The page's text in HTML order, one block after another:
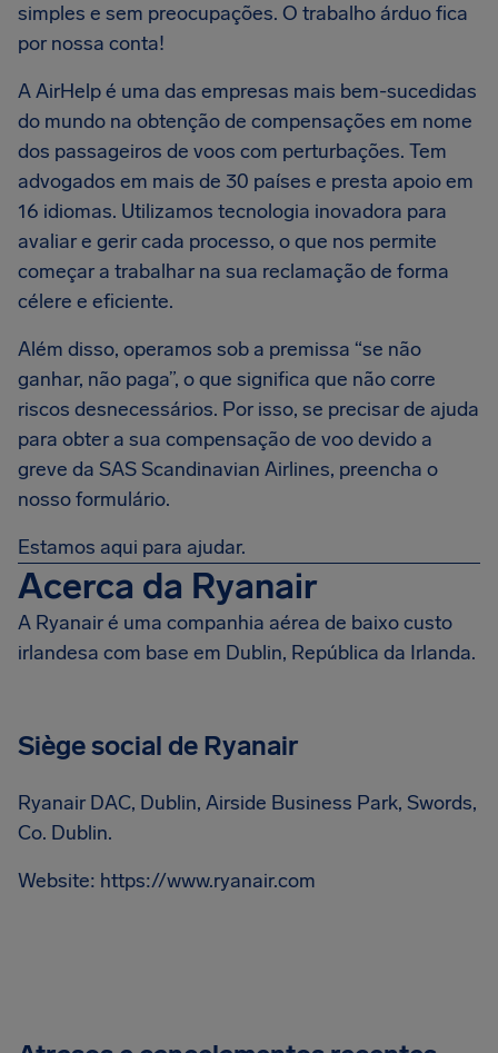
simples e sem preocupações. O trabalho árduo fica
por nossa conta!
A AirHelp é uma das empresas mais bem-sucedidas
do mundo na obtenção de compensações em nome
dos passageiros de voos com perturbações. Tem
advogados em mais de 30 países e presta apoio em
16 idiomas. Utilizamos tecnologia inovadora para
avaliar e gerir cada processo, o que nos permite
começar a trabalhar na sua reclamação de forma
célere e eficiente.
Além disso, operamos sob a premissa “se não
ganhar, não paga”, o que significa que não corre
riscos desnecessários. Por isso, se precisar de ajuda
para obter a sua compensação de voo devido a
greve da SAS Scandinavian Airlines, preencha o
nosso formulário.
Estamos aqui para ajudar.
Acerca da Ryanair
A Ryanair é uma companhia aérea de baixo custo
irlandesa com base em Dublin, República da Irlanda.
Siège social de Ryanair
Ryanair DAC, Dublin, Airside Business Park, Swords,
Co. Dublin.
Website: https://www.ryanair.com